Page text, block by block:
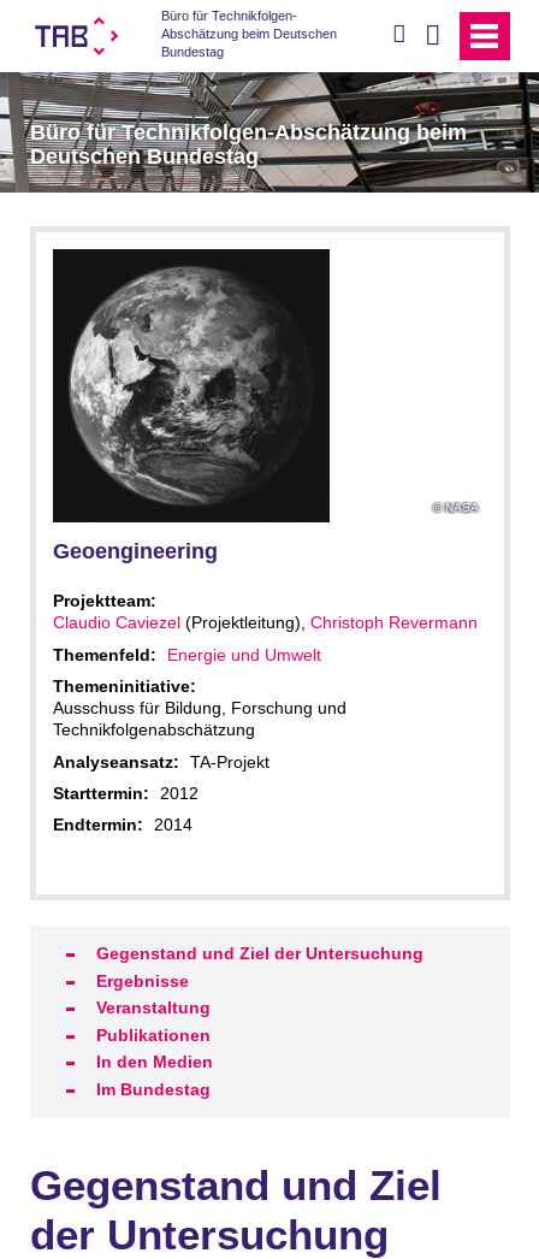
Büro für Technikfolgen-
Abschätzung beim Deutschen
Bundestag
Büro für Technikfolgen-Abschätzung beim
Deutschen Bundestag
NASA
Geoengineering
Projektteam:
Claudio Caviezel(Projektleitung), Christoph Revermann
Themenfeld:
Energie und Umwelt
Themeninitiative:
Ausschuss für Bildung, Forschung und
Technikfolgenabschätzung
Analyseansatz:
TA-Projekt
Starttermin:
2012
Endtermin:
2014
Gegenstand und Ziel der Untersuchung
Ergebnisse
Veranstaltung
Publikationen
In den Medien
Im Bundestag
Gegenstand und Ziel
der Untersuchung